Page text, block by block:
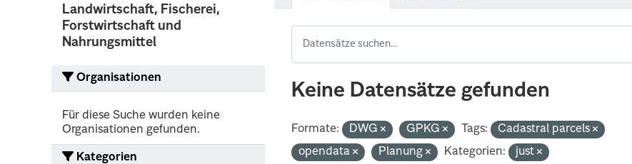
Landwirtschaft, Fischerei,
Forstwirtschaft und
Nahrungsmittel
Organisationen
Für diese Suche wurden keine
Organisationen gefunden.
Kategorien
Keine Datensätze gefunden
Formate: DWG GPKG Tags:
Cadastral parcels
opendata
Planung Kategorien: just